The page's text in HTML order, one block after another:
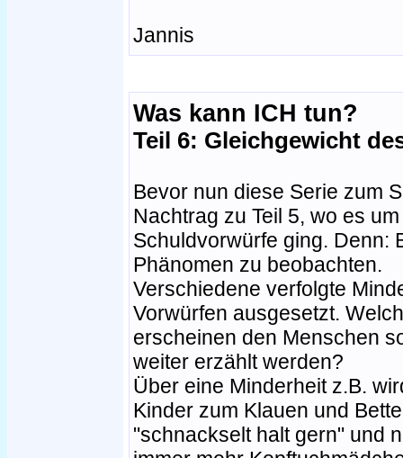
Jannis
Was kann ICH tun?
Teil 6: Gleichgewicht
Bevor nun diese Serie zum
Nachtrag zu Teil 5, wo es
Schuldvorwürfe ging. Denn:
Phänomen zu beobachten.
Verschiedene verfolgte
Vorwürfen ausgesetzt.
erscheinen den Menschen
weiter erzählt werden?
Über eine Minderheit z.B.
Kinder zum Klauen und
"schnackselt halt gern" und